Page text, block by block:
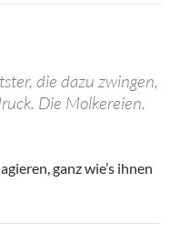
die dazu zwingen,
Die Molkereien.
ganz wie’s ihnen